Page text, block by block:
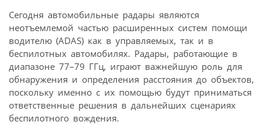
Сегодня автомобильные радары являются
неотъемлемой частью расширенных систем помощи
водителю (ADAS) как в управляемых, так и в
беспилотных автомобилях. Радары, работающие в
диапазоне 77–79 ГГц, играют важнейшую роль для
обнаружения и определения расстояния до объектов,
поскольку именно с их помощью будут приниматься
ответственные решения в дальнейших сценариях
беспилотного вождения.